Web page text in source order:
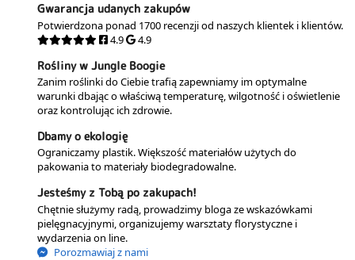
Gwarancja udanych zakupów
Potwierdzona ponad 1700 recenzji od naszych klientek i klientów.
4.9
4.9
Rośliny w Jungle Boogie
Zanim roślinki do Ciebie trafią zapewniamy im optymalne
warunki dbając o właściwą temperaturę, wilgotność i oświetlenie
oraz kontrolując ich zdrowie.
Dbamy o ekologię
Ograniczamy plastik. Większość materiałów użytych do
pakowania to materiały biodegradowalne.
Jesteśmy z Tobą po zakupach!
Chętnie służymy radą, prowadzimy bloga ze wskazówkami
pielęgnacyjnymi, organizujemy warsztaty florystyczne i
wydarzenia on line.
Porozmawiaj z nami